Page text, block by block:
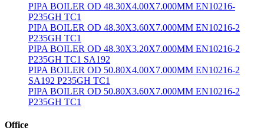
PIPA BOILER OD 48.30X4.00X7.000MM EN10216-
P235GH TC1
PIPA BOILER OD 48.30X3.60X7.000MM EN10216-2
P235GH TC1
PIPA BOILER OD 48.30X3.20X7.000MM EN10216-2
P235GH TC1 SA192
PIPA BOILER OD 50.80X4.00X7.000MM EN10216-2
SA192 P235GH TC1
PIPA BOILER OD 50.80X3.60X7.000MM EN10216-2
P235GH TC1
Office